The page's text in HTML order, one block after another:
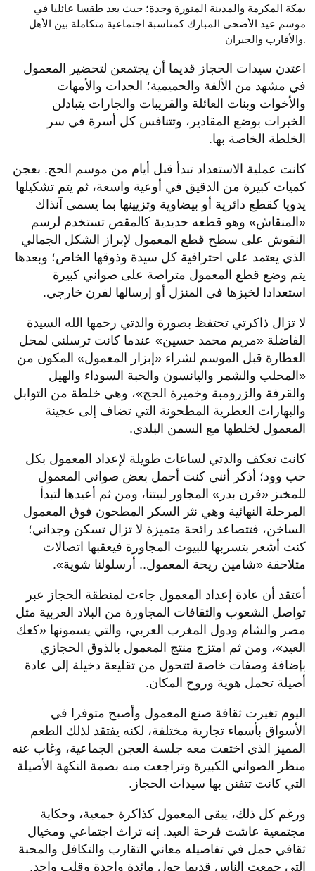
بمكة المكرمة والمدينة المنورة وجدة؛ حيث يعد طقسا عائليا في
موسم عيد الأضحى المبارك كمناسبة اجتماعية متكاملة بين الأهل
والأقارب والجيران.
اعتدن سيدات الحجاز قديما أن يجتمعن لتحضير المعمول
في مشهد من الألفة والحميمية؛ الجدات والأمهات
والأخوات وبنات العائلة والقريبات والجارات يتبادلن
الخبرات بوضع المقادير، وتتنافس كل أسرة في سر
الخلطة الخاصة بها.
كانت عملية الاستعداد تبدأ قبل أيام من موسم الحج. بعجن
كميات كبيرة من الدقيق في أوعية واسعة، ثم يتم تشكيلها
يدويا كقطع دائرية أو بيضاوية وتزيينها بما يسمى آنذاك
«المنقاش» وهو قطعه حديدية كالمقص تستخدم لرسم
النقوش على سطح قطع المعمول لإبراز الشكل الجمالي
الذي يعتمد على احترافية كل سيدة وذوقها الخاص؛ وبعدها
يتم وضع قطع المعمول متراصة على صواني كبيرة
استعدادا لخبزها في المنزل أو إرسالها لفرن خارجي.
لا تزال ذاكرتي تحتفظ بصورة والدتي رحمها الله السيدة
الفاضلة «مريم محمد حسين» عندما كانت ترسلني لمحل
العطارة قبل الموسم لشراء «إبزار المعمول» المكون من
«المحلب والشمر واليانسون والحبة السوداء والهيل
والقرفة والزرومبة وخميرة الحج»، وهي خلطة من التوابل
والبهارات العطرية المطحونة التي تضاف إلى عجينة
المعمول لخلطها مع السمن البلدي.
كانت تعكف والدتي لساعات طويلة لإعداد المعمول بكل
حب وود؛ أذكر أنني كنت أحمل بعض صواني المعمول
للمخبز «فرن بدر» المجاور لبيتنا، ومن ثم أعيدها لتبدأ
المرحلة النهائية وهي نثر السكر المطحون فوق المعمول
الساخن، فتتصاعد رائحة متميزة لا تزال تسكن وجداني؛
كنت أشعر بتسربها للبيوت المجاورة فيعقبها اتصالات
متلاحقة «شامين ريحة المعمول.. أرسلولنا شوية».
أعتقد أن عادة إعداد المعمول جاءت لمنطقة الحجاز عبر
تواصل الشعوب والثقافات المجاورة من البلاد العربية مثل
مصر والشام ودول المغرب العربي، والتي يسمونها «كعك
العيد»، ومن ثم امتزج منتج المعمول بالذوق الحجازي
بإضافة وصفات خاصة لتتحول من تقليعة دخيلة إلى عادة
أصيلة تحمل هوية وروح المكان.
اليوم تغيرت ثقافة صنع المعمول وأصبح متوفرا في
الأسواق بأسماء تجارية مختلفة، لكنه يفتقد لذلك الطعم
المميز الذي اختفت معه جلسة العجن الجماعية، وغاب عنه
منظر الصواني الكبيرة وتراجعت منه بصمة النكهة الأصيلة
التي كانت تتفنن بها سيدات الحجاز.
ورغم كل ذلك، يبقى المعمول كذاكرة جمعية، وحكاية
مجتمعية عاشت فرحة العيد. إنه تراث اجتماعي ومخيال
ثقافي حمل في تفاصيله معاني التقارب والتكافل والمحبة
التي جمعت الناس قديما حول مائدة واحدة وقلب واحد.